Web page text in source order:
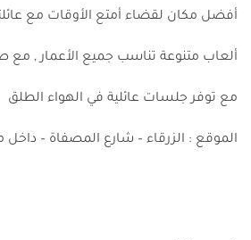
أفضل مكان لقضاء أمتع الأوقات مع
ألعاب متنوعة تناسب جميع الأعمار , مع
مع توفر جلسات عائلية في الهواء الطلق
الموقع : الزرقاء – شارع المصفاة – داخل